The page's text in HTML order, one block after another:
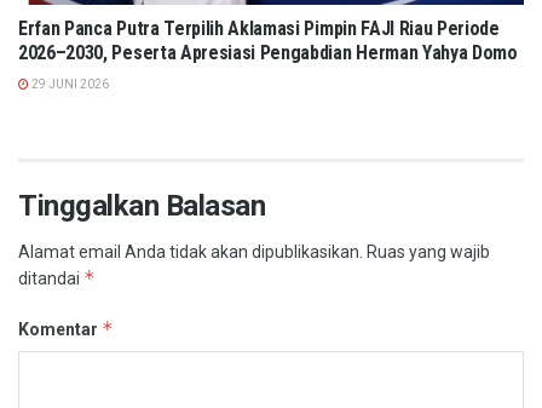
Erfan Panca Putra Terpilih Aklamasi Pimpin FAJI Riau Periode
2026–2030, Peserta Apresiasi Pengabdian Herman Yahya Domo
29 JUNI 2026
Tinggalkan Balasan
Alamat email Anda tidak akan dipublikasikan. Ruas yang wajib
ditandai *
Komentar *